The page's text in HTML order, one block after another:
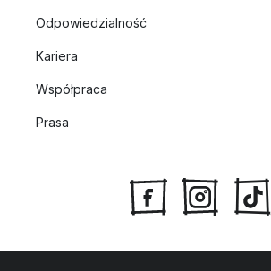
Odpowiedzialność
Kariera
Współpraca
Prasa